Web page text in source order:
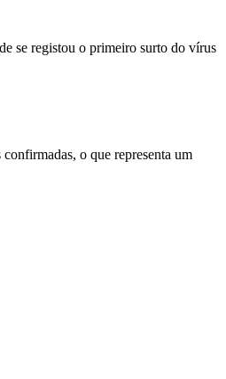
se registou o primeiro surto do vírus
o que representa um